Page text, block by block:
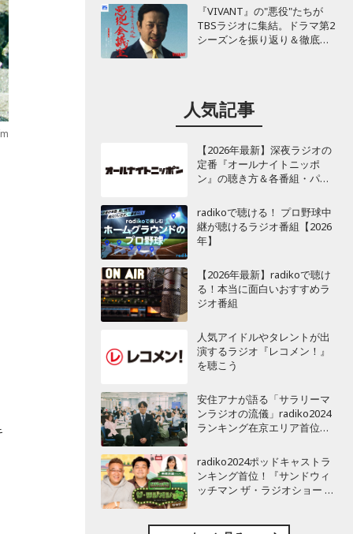
『VIVANT』の"悪役"たちが
TBSラジオに集結。ドラマ第2
シーズンを振り返り＆徹底考
人気記事
【2026年最新】深夜ラジオの
定番『オールナイトニッポ
ン』の聴き方＆各番組・パー
radikoで聴ける！ プロ野球中
継が聴けるラジオ番組【2026
年】
【2026年最新】radikoで聴け
る！本当に面白いおすすめラ
ジオ番組
人気アイドルやタレントが出
演するラジオ『レコメン！』
を聴こう
安住アナが語る「サラリーマ
ンラジオの流儀」radiko2024
ランキング在京エリア首位
曜天国』インタビュー
radiko2024ポッドキャストラ
ンキング首位！『サンドウィ
ッチマン ザ・ラジオショー サ